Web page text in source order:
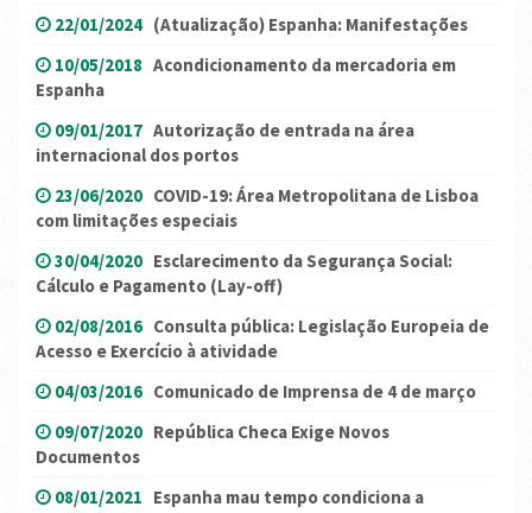
22/01/2024 (Atualização) Espanha: Manifestações
10/05/2018 Acondicionamento da mercadoria em
Espanha
09/01/2017 Autorização de entrada na área
internacional dos portos
23/06/2020 COVID-19: Área Metropolitana de Lisboa
com limitações especiais
30/04/2020 Esclarecimento da Segurança Social:
Cálculo e Pagamento (Lay-off)
02/08/2016 Consulta pública: Legislação Europeia de
Acesso e Exercício à atividade
04/03/2016 Comunicado de Imprensa de 4 de março
09/07/2020 República Checa Exige Novos
Documentos
08/01/2021 Espanha mau tempo condiciona a